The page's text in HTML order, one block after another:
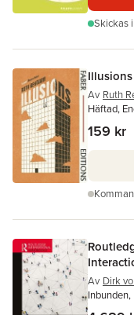
Skickas
Av Ruth
Häftad,
159 kr
Av Dirk